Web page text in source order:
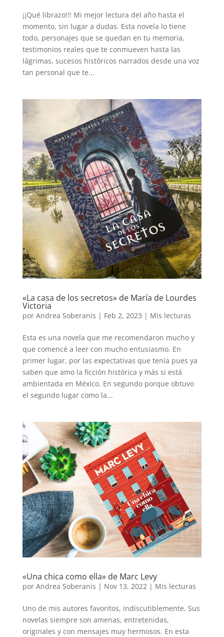
¡¡Qué librazo!!! Mi mejor lectura del año hasta el
momento, sin lugar a dudas. Esta novela lo tiene
todo, personajes que se quedan en tu memoria,
testimonios reales que te conmueven hasta las
lágrimas, sucesos históricos narrados desde una voz
tan personal que te...
«La casa de los secretos» de María de Lourdes
Victoria
por Andrea Soberanis | Feb 2, 2023 | Mis lecturas
Esta es una novela que me recomendaron mucho y
que comencé a leer con mucho entusiasmo. En
primer lugar, por las expectativas que tenía pues ya
saben que amo la ficción histórica y más si está
ambientada en México. En segundo porque obtuvo
el segundo lugar como la...
«Una chica como ella» de Marc Levy
por Andrea Soberanis | Nov 13, 2022 | Mis lecturas
Uno de mis autores favoritos, indiscutiblemente. Sus
novelas siempre son amenas, entretenidas,
originales y con mensajes muy hermosos. En esta